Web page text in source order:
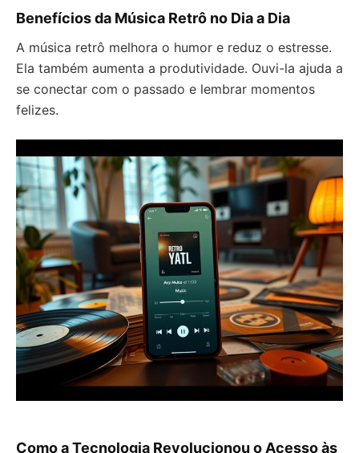
Benefícios da Música Retrô no Dia a Dia
A música retrô melhora o humor e reduz o estresse.
Ela também aumenta a produtividade. Ouvi-la ajuda a
se conectar com o passado e lembrar momentos
felizes.
Como a Tecnologia Revolucionou o Acesso às